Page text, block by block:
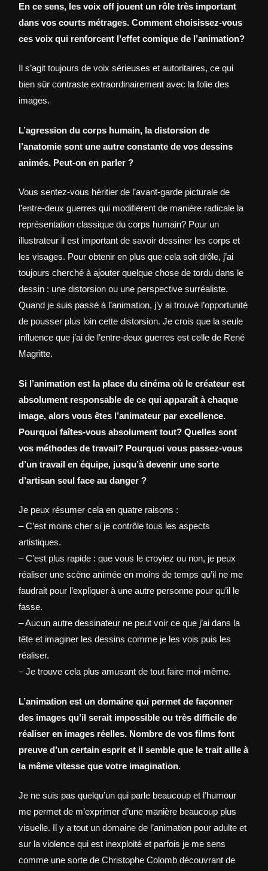
En ce sens, les voix off jouent un rôle très important
dans vos courts métrages. Comment choisissez-vous
ces voix qui renforcent l’effet comique de l’animation?
Il s’agit toujours de voix sérieuses et autoritaires, ce qui
bien sûr contraste extraordinairement avec la folie des
images.
L’agression du corps humain, la distorsion de
l’anatomie sont une autre constante de vos dessins
animés. Peut-on en parler ?
Vous sentez-vous héritier de l’avant-garde picturale de
l’entre-deux guerres qui modifièrent de manière radicale la
représentation classique du corps humain? Pour un
illustrateur il est important de savoir dessiner les corps et
les visages. Pour obtenir en plus que cela soit drôle, j’ai
toujours cherché à ajouter quelque chose de tordu dans le
dessin : une distorsion ou une perspective surréaliste.
Quand je suis passé à l’animation, j’y ai trouvé l’opportunité
de pousser plus loin cette distorsion. Je crois que la seule
influence que j’ai de l’entre-deux guerres est celle de René
Magritte.
Si l’animation est la place du cinéma où le créateur est
absolument responsable de ce qui apparaît à chaque
image, alors vous êtes l’animateur par excellence.
Pourquoi faîtes-vous absolument tout? Quelles sont
vos méthodes de travail? Pourquoi vous passez-vous
d’un travail en équipe, jusqu’à devenir une sorte
d’artisan seul face au danger ?
Je peux résumer cela en quatre raisons :
– C’est moins cher si je contrôle tous les aspects
artistiques.
– C’est plus rapide : que vous le croyiez ou non, je peux
réaliser une scène animée en moins de temps qu’il ne me
faudrait pour l’expliquer à une autre personne pour qu’il le
fasse.
– Aucun autre dessinateur ne peut voir ce que j’ai dans la
tête et imaginer les dessins comme je les vois puis les
réaliser.
– Je trouve cela plus amusant de tout faire moi-même.
L’animation est un domaine qui permet de façonner
des images qu’il serait impossible ou très difficile de
réaliser en images réelles. Nombre de vos films font
preuve d’un certain esprit et il semble que le trait aille à
la même vitesse que votre imagination.
Je ne suis pas quelqu’un qui parle beaucoup et l’humour
me permet de m’exprimer d’une manière beaucoup plus
visuelle. Il y a tout un domaine de l’animation pour adulte et
sur la violence qui est inexploité et parfois je me sens
comme une sorte de Christophe Colomb découvrant de